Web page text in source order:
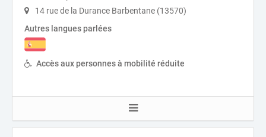
14 rue de la Durance Barbentane (13570)
Autres langues parlées
Accès aux personnes à mobilité réduite